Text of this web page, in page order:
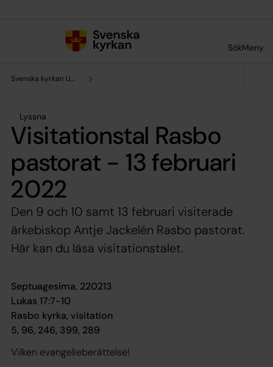
SökMeny
Svenska kyrkan Uppsala stift
Lyssna
Visitationstal Rasbo
pastorat - 13 februari
2022
Den 9 och 10 samt 13 februari visiterade
ärkebiskop Antje Jackelén Rasbo pastorat.
Här kan du läsa visitationstalet.
Septuagesima, 220213
Lukas 17:7-10
Rasbo kyrka, visitation
5, 96, 246, 399, 289
Vilken evangelieberättelse!